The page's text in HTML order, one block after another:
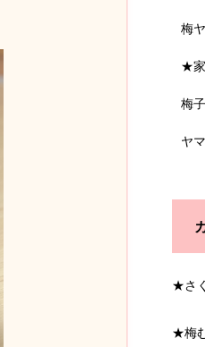
梅
★
梅
ヤ
★さ
★梅